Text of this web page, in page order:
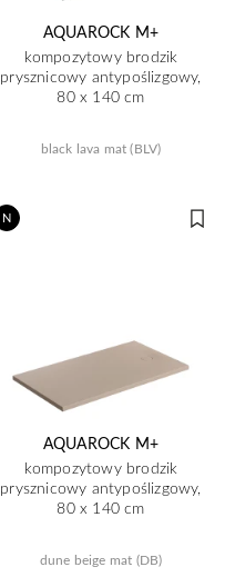
AQUAROCK M+
kompozytowy brodzik
prysznicowy antypoślizgowy,
80 x 140 cm
black lava mat (BLV)
N
AQUAROCK M+
kompozytowy brodzik
prysznicowy antypoślizgowy,
80 x 140 cm
dune beige mat (DB)